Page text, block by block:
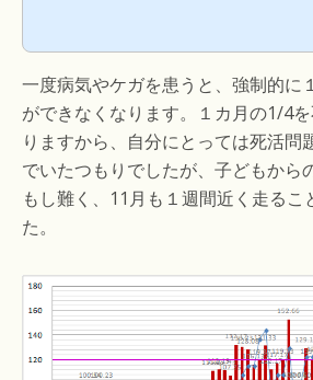
てしっかり休んだ方がマシです。イヤイヤ走って
っているのに、病気やけがをするなんて本末転倒
が、実際ランニングは体力を消耗しますし、身体
負担も大きいので病...
一度病気やケガを患うと、強制的に
ができなくなります。１カ月の1/4
りますから、自分にとっては死活問
でいたつもりでしたが、子どもから
もし難く、11月も１週間近く走るこ
た。